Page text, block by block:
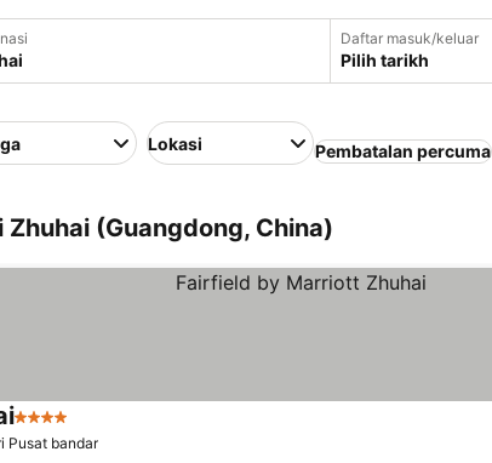
Daftar masuk/keluar
Pilih tarikh
Lokasi Pembatalan percuma
Zhuhai (Guangdong, China)
4 Bintang
Pusat bandar